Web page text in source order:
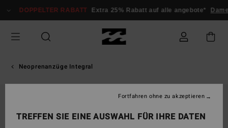
zur
springen
DOPPELTER RABATT Extra 25% Rabatt auf alle angebote* Damen
Neoprenanzüge Integral
TREFFEN SIE EINE AUSWAHL FÜR IHRE DATEN
Fortfahren ohne zu akzeptieren